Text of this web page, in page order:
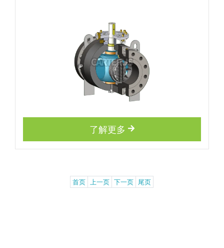
了解更多
首页 上一页 下一页 尾页